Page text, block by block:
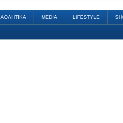
ΑΘΛΗΤΙΚΑ MEDIA LIFESTYLE